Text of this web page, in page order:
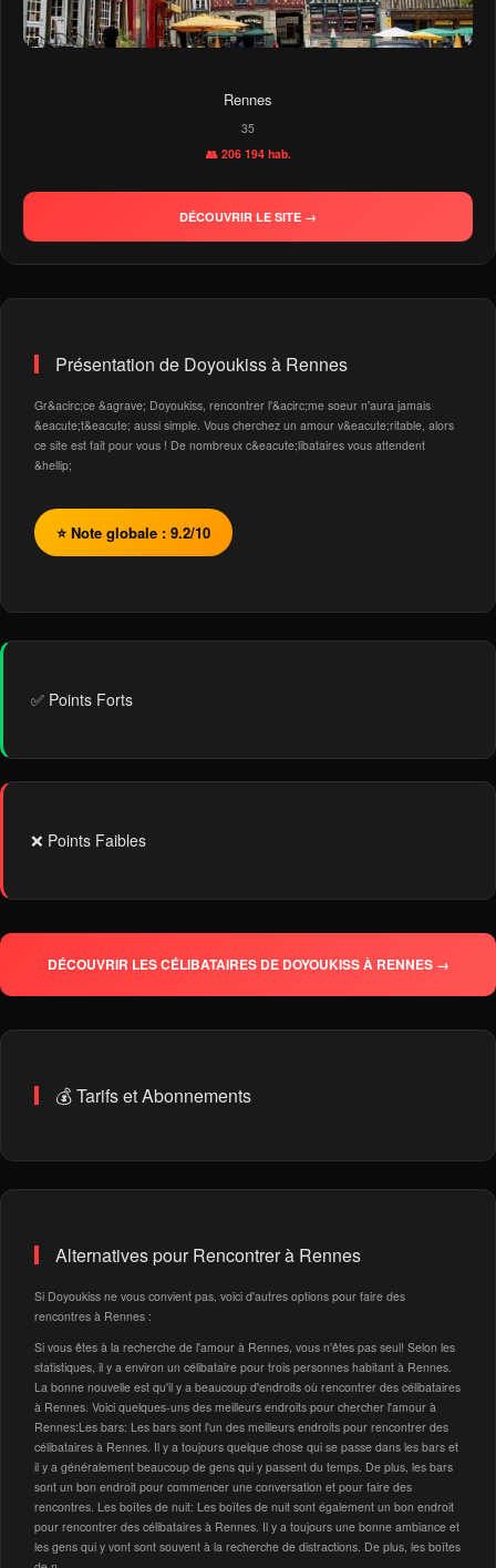
Rennes
35
👥 206 194 hab.
DÉCOUVRIR LE SITE →
Présentation de Doyoukiss à Rennes
Gr&acirc;ce &agrave; Doyoukiss, rencontrer l'&acirc;me soeur n'aura jamais
&eacute;t&eacute; aussi simple. Vous cherchez un amour v&eacute;ritable, alors
ce site est fait pour vous ! De nombreux c&eacute;libataires vous attendent
&hellip;
⭐ Note globale : 9.2/10
✅ Points Forts
❌ Points Faibles
DÉCOUVRIR LES CÉLIBATAIRES DE DOYOUKISS À RENNES →
💰 Tarifs et Abonnements
Alternatives pour Rencontrer à Rennes
Si Doyoukiss ne vous convient pas, voici d'autres options pour faire des
rencontres à Rennes :
Si vous êtes à la recherche de l'amour à Rennes, vous n'êtes pas seul! Selon les
statistiques, il y a environ un célibataire pour trois personnes habitant à Rennes.
La bonne nouvelle est qu'il y a beaucoup d'endroits où rencontrer des célibataires
à Rennes. Voici quelques-uns des meilleurs endroits pour chercher l'amour à
Rennes:Les bars: Les bars sont l'un des meilleurs endroits pour rencontrer des
célibataires à Rennes. Il y a toujours quelque chose qui se passe dans les bars et
il y a généralement beaucoup de gens qui y passent du temps. De plus, les bars
sont un bon endroit pour commencer une conversation et pour faire des
rencontres. Les boîtes de nuit: Les boîtes de nuit sont également un bon endroit
pour rencontrer des célibataires à Rennes. Il y a toujours une bonne ambiance et
les gens qui y vont sont souvent à la recherche de distractions. De plus, les boîtes